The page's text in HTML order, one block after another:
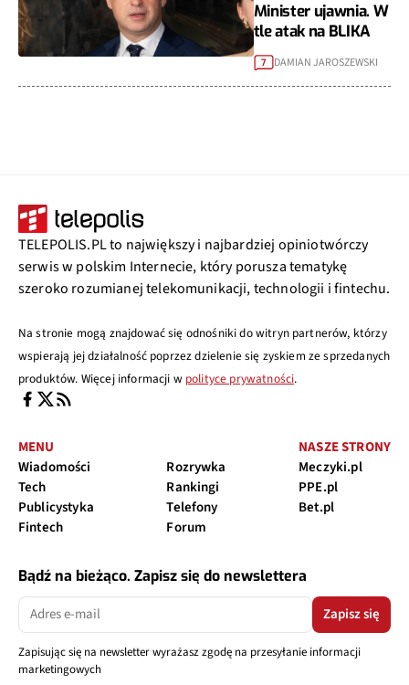
Minister ujawnia. W
tle atak na BLIKA
7 DAMIAN JAROSZEWSKI
TELEPOLIS.PL to największy i najbardziej opiniotwórczy
serwis w polskim Internecie, który porusza tematykę
szeroko rozumianej telekomunikacji, technologii i fintechu.
Na stronie mogą znajdować się odnośniki do witryn partnerów, którzy
wspierają jej działalność poprzez dzielenie się zyskiem ze sprzedanych
produktów. Więcej informacji w polityce prywatności.
MENU
Wiadomości
Tech
Publicystyka
Fintech
Rozrywka
Rankingi
Telefony
Forum
NASZE STRONY
Meczyki.pl
PPE.pl
Bet.pl
Bądź na bieżąco. Zapisz się do newslettera
Zapisz się
Zapisując się na newsletter wyrażasz zgodę na przesyłanie informacji
marketingowych